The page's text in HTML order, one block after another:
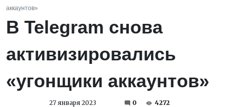
аккаунтов»
В Telegram снова
активизировались
«угонщики аккаунтов»
27 января 2023 0 4272